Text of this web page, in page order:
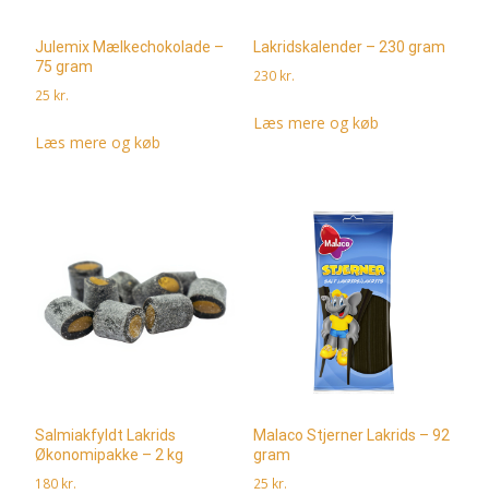
Julemix Mælkechokolade –
75 gram
25 kr.
Læs mere og køb
Lakridskalender – 230 gram
230 kr.
Læs mere og køb
Salmiakfyldt Lakrids
Økonomipakke – 2 kg
180 kr.
Malaco Stjerner Lakrids – 92
gram
25 kr.